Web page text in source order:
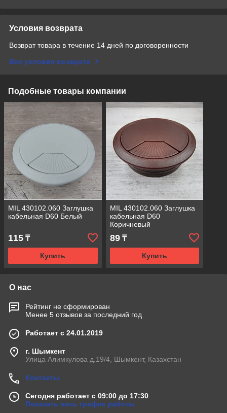
Условия возврата
Возврат товара в течение 14 дней по договоренности
Все условия возврата
Подобные товары компании
MIL 430102.060 Заглушка
кабельная D60 Белый
115 ₸
Купить
MIL 430102.060 Заглушка
кабельная D60
Коричневый
89₸
Купить
О нас
Рейтинг не сформирован
Менее 5 отзывов за последний год
Работает с 24.01.2019
г. Шымкент
Улица Алимкулова д.19/4, Шымкент, Казахстан
Контакты
Сегодня работает с 09:00 до 17:30
Показать весь график работы